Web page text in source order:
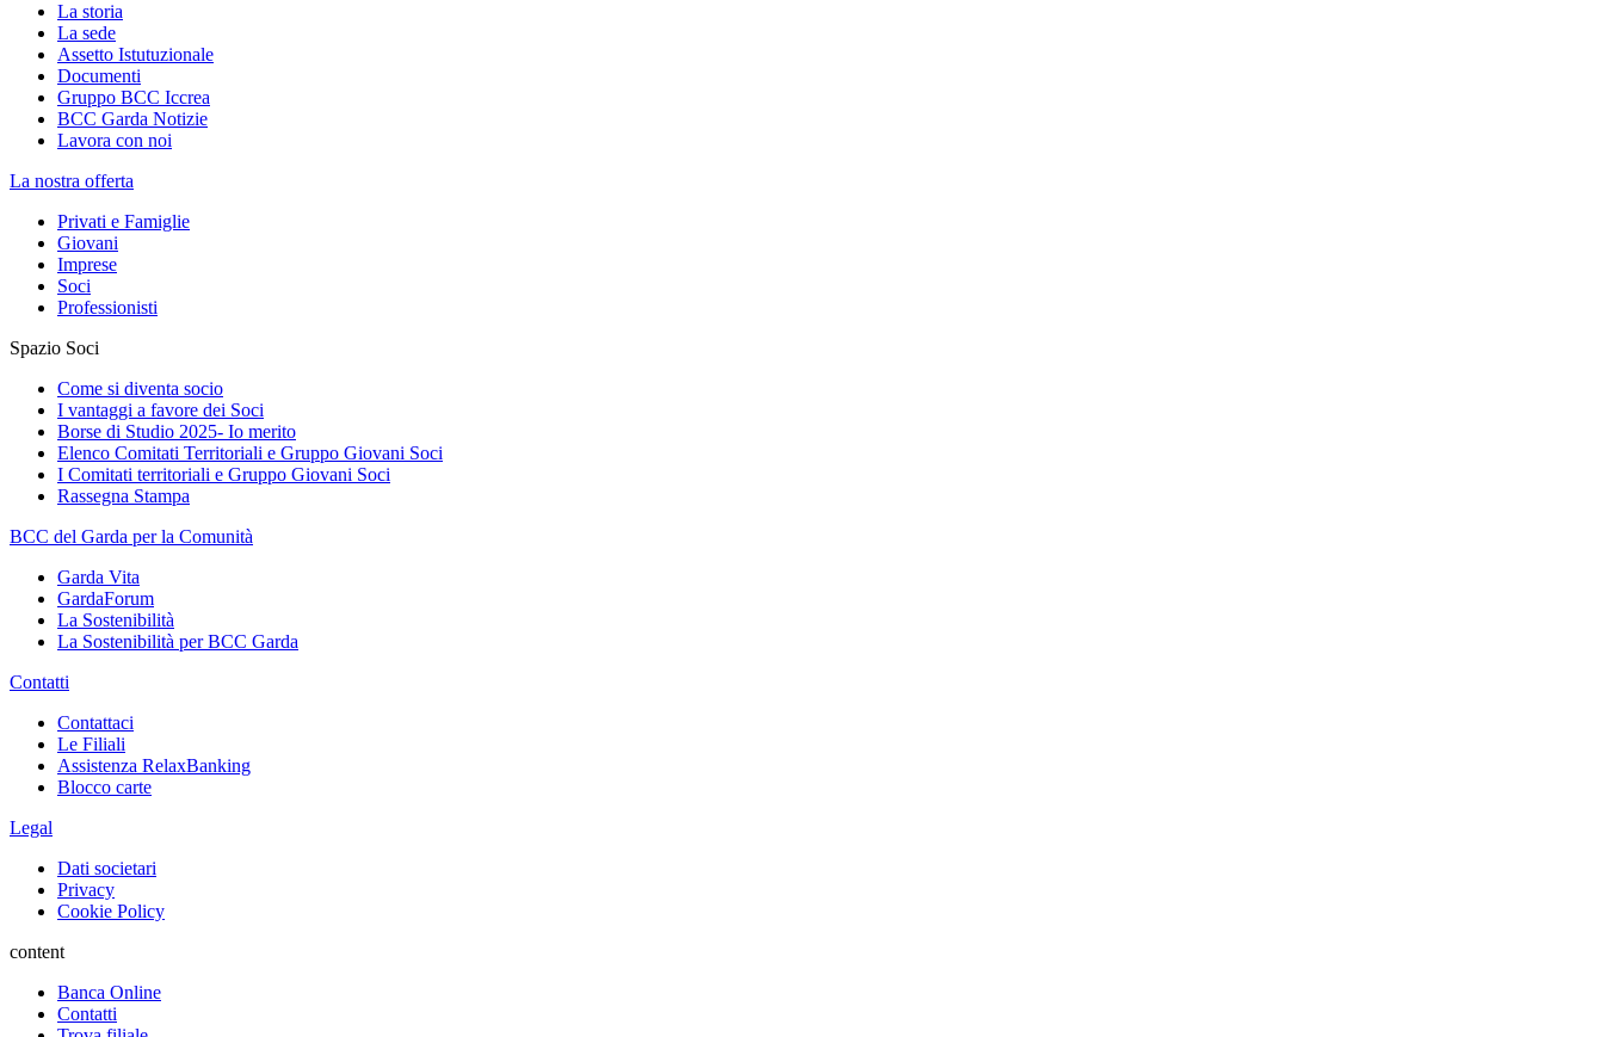
La storia
La sede
Assetto Istutuzionale
Documenti
Gruppo BCC Iccrea
BCC Garda Notizie
Lavora con noi
La nostra offerta
Privati e Famiglie
Giovani
Imprese
Soci
Professionisti
Spazio Soci
Come si diventa socio
I vantaggi a favore dei Soci
Borse di Studio 2025- Io merito
Elenco Comitati Territoriali e Gruppo Giovani Soci
I Comitati territoriali e Gruppo Giovani Soci
Rassegna Stampa
BCC del Garda per la Comunità
Garda Vita
GardaForum
La Sostenibilità
La Sostenibilità per BCC Garda
Contatti
Contattaci
Le Filiali
Assistenza RelaxBanking
Blocco carte
Legal
Dati societari
Privacy
Cookie Policy
content
Banca Online
Contatti